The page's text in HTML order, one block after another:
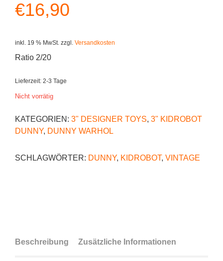
€16,90
inkl. 19 % MwSt. zzgl. Versandkosten
Ratio 2/20
Lieferzeit: 2-3 Tage
Nicht vorrätig
KATEGORIEN: 3" DESIGNER TOYS, 3" KIDROBOT
DUNNY, DUNNY WARHOL
SCHLAGWÖRTER: DUNNY, KIDROBOT, VINTAGE
Beschreibung Zusätzliche Informationen